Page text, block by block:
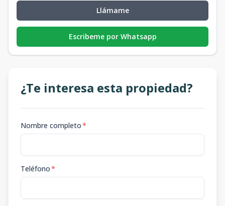
Llámame
Escribeme por Whatsapp
¿Te interesa esta propiedad?
Nombre completo*
Teléfono*